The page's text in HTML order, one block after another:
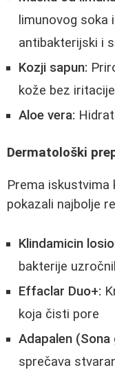
limunovog soka
antibakterijski i
Kozji sapun:
kože bez iritacije
Aloe vera:
Dermatološki
Prema iskustvima
pokazali najbolje
Klindamicin
bakterije
Effaclar Duo+:
koja čisti pore
Adapalen (Sona
sprečava